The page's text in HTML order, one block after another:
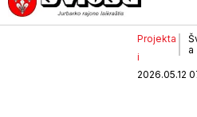
Projekta
i
a
2026.05.12